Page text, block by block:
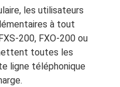
les utilisateurs
à tout
200, FXO-200 ou
toutes les
ligne téléphonique